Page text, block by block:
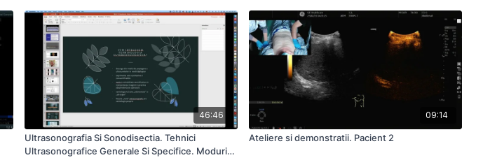
46:46
Ultrasonografia Si Sonodisectia. Tehnici
Ultrasonografice Generale Si Specifice. Moduri.
09:14
Ateliere si demonstratii. Pacient 2